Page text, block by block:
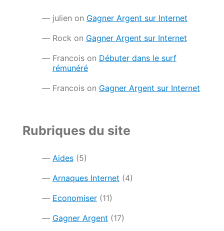
julien on Gagner Argent sur Internet
Rock on Gagner Argent sur Internet
Francoison Débuter dans le surf
rémunéré
Francoison Gagner Argent sur Internet
Rubriques du site
Aides(5)
Arnaques Internet (4)
Economiser(11)
Gagner Argent (17)